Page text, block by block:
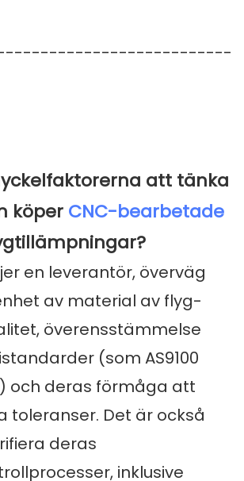
att tänka
köper CNC-bearbetade
en leverantör, överväg
av material av flyg-
överensstämmelse
(som AS9100
och deras förmåga att
toleranser. Det är också
deras
inklusive